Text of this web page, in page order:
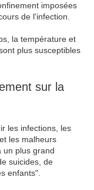
imposées
de l'infection.
la température et
plus susceptibles
sur la
les infections, les
les malheurs
un plus grand
suicides, de
enfants".